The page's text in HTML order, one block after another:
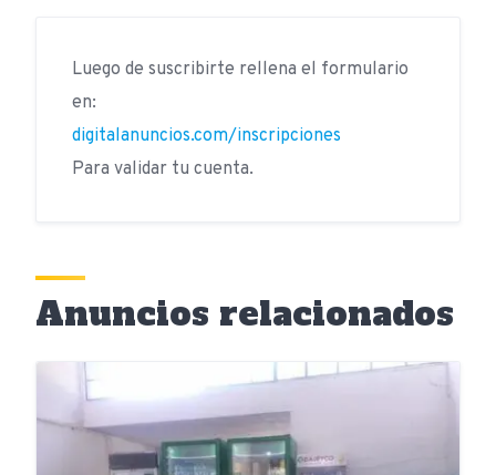
Luego de suscribirte rellena el formulario
en:
digitalanuncios.com/inscripciones
Para validar tu cuenta.
Anuncios relacionados